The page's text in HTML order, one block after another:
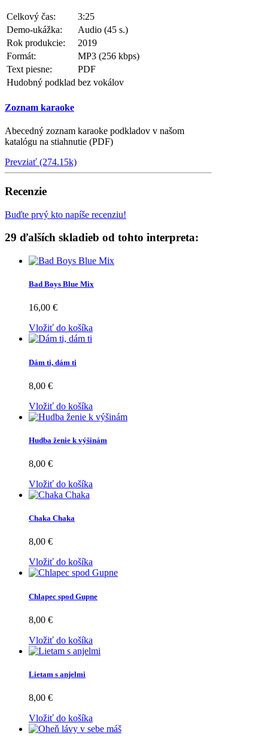
Celkový čas:
3:25
Demo-ukážka:
Audio (45 s.)
Rok produkcie:
2019
Formát:
MP3 (256 kbps)
Text piesne:
PDF
Hudobný podklad bez vokálov
Zoznam karaoke
Abecedný zoznam karaoke podkladov v našom
katalógu na stiahnutie (PDF)
Prevziať (274.15k)
Recenzie
Buďte prvý kto napíše recenziu!
29 ďalších skladieb od tohto interpreta:
Bad Boys Blue Mix
16,00 €
Vložiť do košíka
Dám ti, dám ti
8,00 €
Vložiť do košíka
Hudba ženie k výšinám
8,00 €
Vložiť do košíka
Chaka Chaka
8,00 €
Vložiť do košíka
Chlapec spod Gupne
8,00 €
Vložiť do košíka
Lietam s anjelmi
8,00 €
Vložiť do košíka